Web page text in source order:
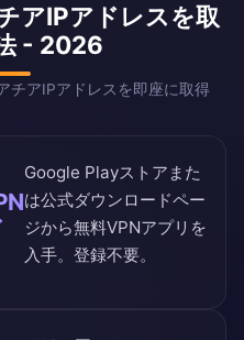
アIPアドレスを取
- 2026
チアIPアドレスを即座に取得
Google Playストア また
は公式ダウンロードペー
ジから無料VPNアプリを
入手。登録不要。